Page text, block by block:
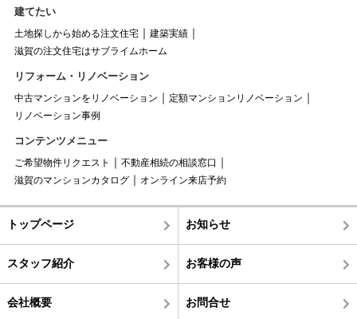
建てたい
土地探しから始める注文住宅
建築実績
滋賀の注文住宅はサブライムホーム
リフォーム・リノベーション
中古マンションをリノベーション
定額マンションリノベーション
リノベーション事例
コンテンツメニュー
ご希望物件リクエスト
不動産相続の相談窓口
滋賀のマンションカタログ
オンライン来店予約
トップページ お知らせ
スタッフ紹介 お客様の声
会社概要 お問合せ